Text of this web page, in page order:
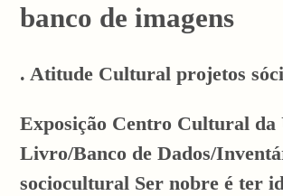
banco de imagens
. Atitude Cultural projetos
Exposição Centro Cultural da
Livro/Banco de Dados/
sociocultural Ser nobre é ter